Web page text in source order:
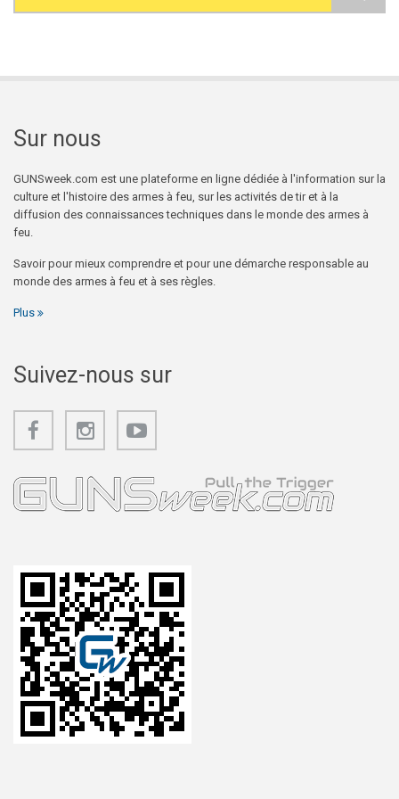
Search form
Sur nous
GUNSweek.com est une plateforme en ligne dédiée à l'information sur la
culture et l'histoire des armes à feu, sur les activités de tir et à la
diffusion des connaissances techniques dans le monde des armes à
feu.
Savoir pour mieux comprendre et pour une démarche responsable au
monde des armes à feu et à ses règles.
Plus
Suivez-nous sur